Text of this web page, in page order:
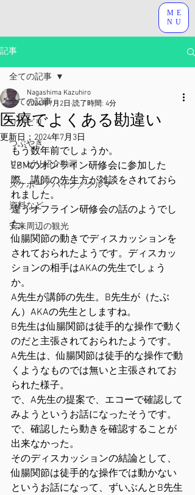
ME
NU
記事
全ての記事
リハビリ
つぶやき
リハビリ紹介動画
スケボー／バイク／クルマ
資料など
安来周辺の観光
全ての記事
医療でよくある勘違い
Nagashima Kazuhiro
2024年7月2日 読了時間: 4分
更新日： 2024年7月3日
もう数年前でしょうか。
EBMのオンライン研修会に参加した
際、講師の先生方が雑談をされておら
れました。
違うオフライン研修会の話のようでし
た。
仙腸関節の動きでディスカッションを
されておられたようです。ディスカッ
ションの相手はAKAの先生でしょう
か。
A先生が講師の先生。B先生が（たぶ
ん）AKAの先生としますね。
B先生は仙腸関節は徒手的な操作で動く
のだと主張されておられたようです。
A先生は、仙腸関節は徒手的な操作で動
くようなものでは無いと主張されてお
られた様子。
で、A先生の提案で、エコーで確認して
みようというお話になったそうです。
で、確認したら動きを確認することが
出来なかった。
そのディスカッションの結論として、
仙腸関節は徒手的な操作では動かない
というお話になって、ずいぶんとB先生